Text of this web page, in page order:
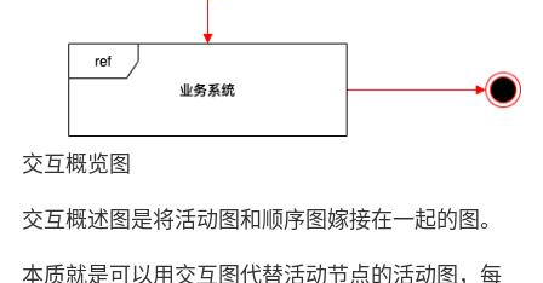
交互概览图
交互概述图是将活动图和顺序图嫁接在一起的图。
本质就是可以用交互图代替活动节点的活动图，每